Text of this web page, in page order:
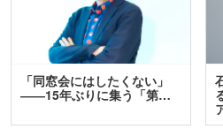
「同窓会にはしたくない」
――15年ぶりに集う「第…